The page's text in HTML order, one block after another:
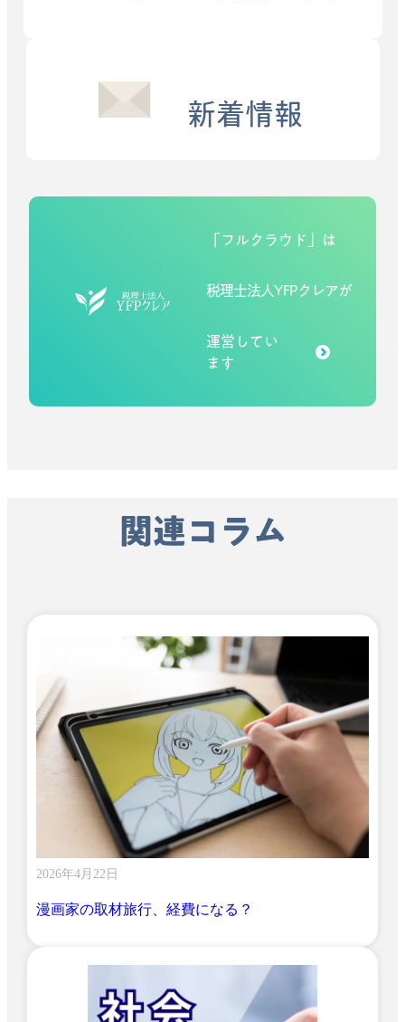
新着情報
「フルクラウド」は
税理士法人YFPクレアが
運営してい
ます
関連コラム
2026年4月22日
漫画家の取材旅行、経費になる？